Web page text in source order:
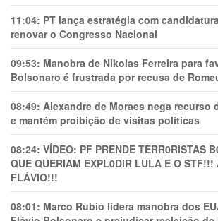
11:04: PT lança estratégia com
renovar o Congresso Nacional
09:53: Manobra de Nikolas Ferreira para
Bolsonaro é frustrada por recusa de
08:49: Alexandre de Moraes nega recurso
e mantém proibição de visitas políticas
08:24: VÍDEO: PF PRENDE TERR0RlSTAS
QUE QUERIAM EXPL0DlR LULA E O STF!!!
FLÁVIO!!!
08:01: Marco Rubio lidera manobra dos